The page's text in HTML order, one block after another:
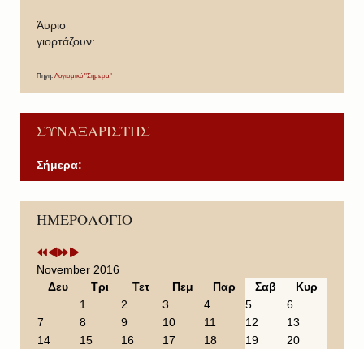
Άυριο
γιορτάζουν:
Πηγή: Λογισμικό "Σήμερα"
ΣΥΝΑΞΑΡΙΣΤΗΣ
Σήμερα:
ΗΜΕΡΟΛΟΓΙΟ
P
r
v
i
P
r
v
i
o
N
e
t
Y
e
N
e
t
M
November 2016
Δευ
Τρι Τετ Πεμ Παρ Σαβ
Κυρ
1
2 3 4 5
6
7
8 9 10 11 12
13
14
15 16 17 18 19 20